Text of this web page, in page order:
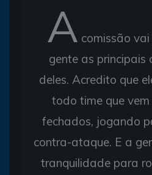
A comissão
gente as principais
deles. Acredito que
todo time que
fechados, jogando
contra-ataque. E a
tranquilidade para